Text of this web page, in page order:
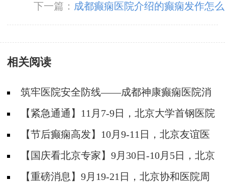
下一篇： 成都癫痫医院介绍的癫痫发作怎么
办
相关阅读
筑牢医院安全防线——成都神康癫痫医院消
防安全培训纪实
【紧急通通】11月7-9日，北京大学首钢医院
神经内科胡颖教授亲临成都会诊，破解癫痫疑难
【节后癫痫高发】10月9-11日，北京友谊医
院陈葵博士免费会诊+治疗援助，破解癫痫难
题！
【国庆看北京专家】9月30日-10月5日，北京
天坛&首钢医院两大专家蓉城亲诊+癫痫大额救
【重磅消息】9月19-21日，北京协和医院周